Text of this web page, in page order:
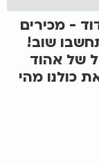
- מכירים
שוב!
של אהוד
כולנו מהי